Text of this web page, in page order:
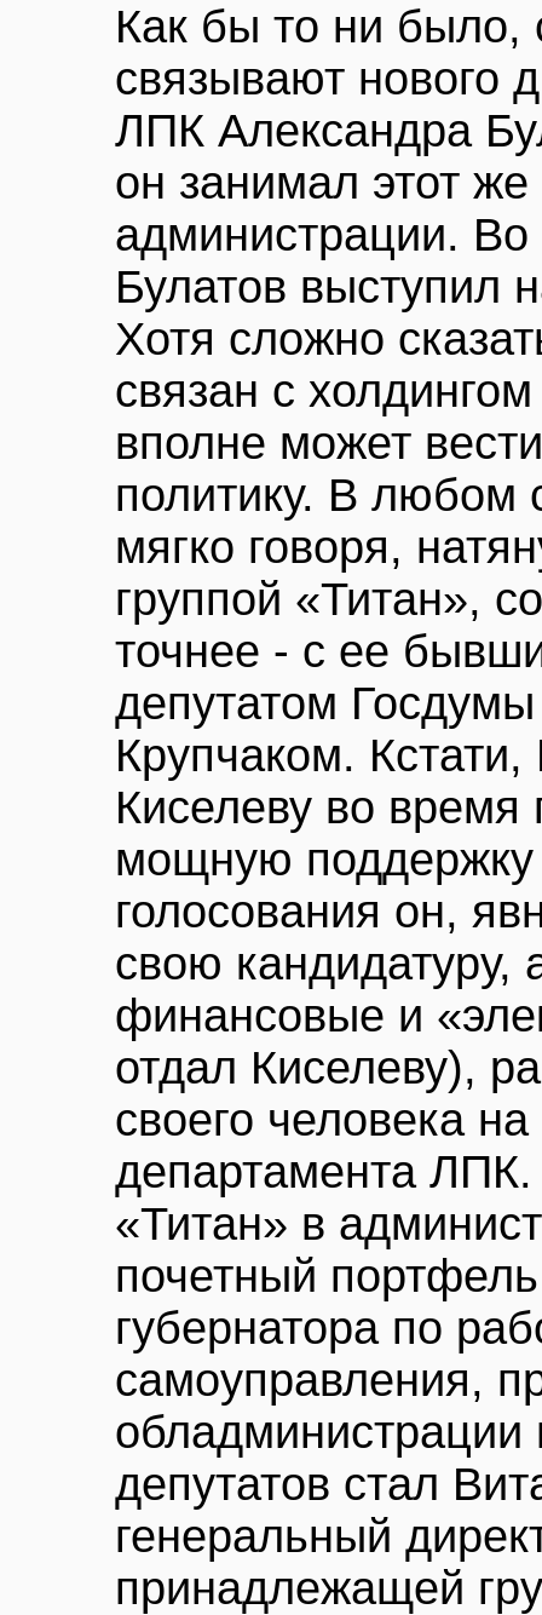
Как бы то ни
связывают нового
ЛПК Александра
он занимал этот
администрации.
Булатов выступил
Хотя сложно
связан с
вполне может
политику. В любом
мягко говоря,
группой «Титан»,
точнее - с ее
депутатом
Крупчаком.
Киселеву во время
мощную поддержку
голосования он,
свою кандидатуру,
финансовые и
отдал Киселеву),
своего человека
департамента ЛПК.
«Титан» в
почетный
губернатора по
самоуправления,
обладминистрации
депутатов стал
генеральный
принадлежащей